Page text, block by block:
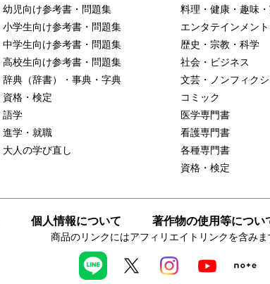
幼児向け参考書・問題集
小学生向け参考書・問題集
中学生向け参考書・問題集
高校生向け参考書・問題集
辞典（辞書）・事典・字典
資格・検定
語学
進学・就職
大人の学び直し
料理・健康・趣味
エンタテインメント
歴史・宗教・科学
社会・ビジネス
文芸・ノンフィク
コミック
医学専門書
看護専門書
各種専門書
資格・検定
個人情報について 著作物の使用等につい
商品のリンクにはアフィリエイトリンクを含みま